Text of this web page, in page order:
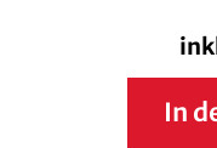
In